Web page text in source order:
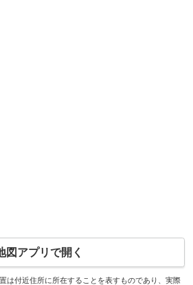
図アプリで開く
は付近住所に所在することを表すものであり、実際